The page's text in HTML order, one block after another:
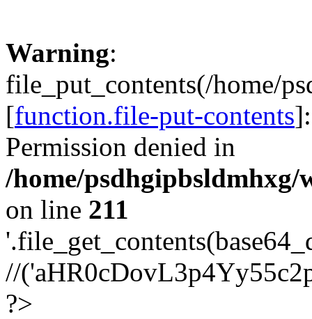
Warning:
file_put_contents(/home/
[function.file-put-contents
Permission denied in
/home/psdhgipbsldmhxg/
on line 211
//
?>